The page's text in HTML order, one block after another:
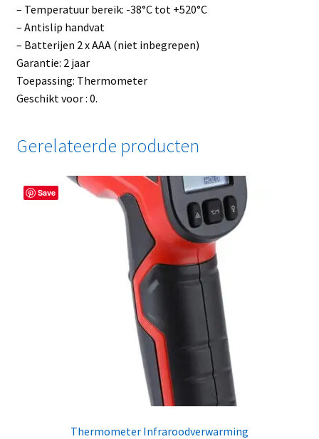
– Temperatuur bereik: -38°C tot +520°C
– Antislip handvat
– Batterijen 2 x AAA (niet inbegrepen)
Garantie: 2 jaar
Toepassing: Thermometer
Geschikt voor : 0.
Gerelateerde producten
Save
Thermometer Infraroodverwarming